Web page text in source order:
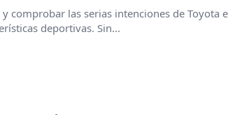
comprobar las serias intenciones de Toyota
deportivas. Sin...